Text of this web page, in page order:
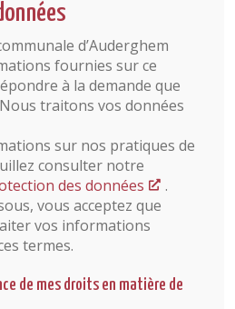
d’Auderghem
fournies sur ce
à la demande que
traitons vos données
sur nos pratiques de
consulter notre
des données
.
vous acceptez que
vos informations
termes.
de mes droits en matière de